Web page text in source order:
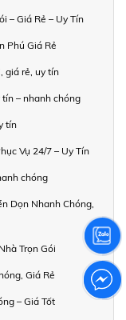
– Giá Rẻ – Uy Tín
Phú Giá Rẻ
giá rẻ, uy tín
– nhanh chóng
tín
Vụ 24/7 – Uy Tín
chóng
Dọn Nhanh Chóng,
Trọn Gói
Giá Rẻ
– Giá Tốt